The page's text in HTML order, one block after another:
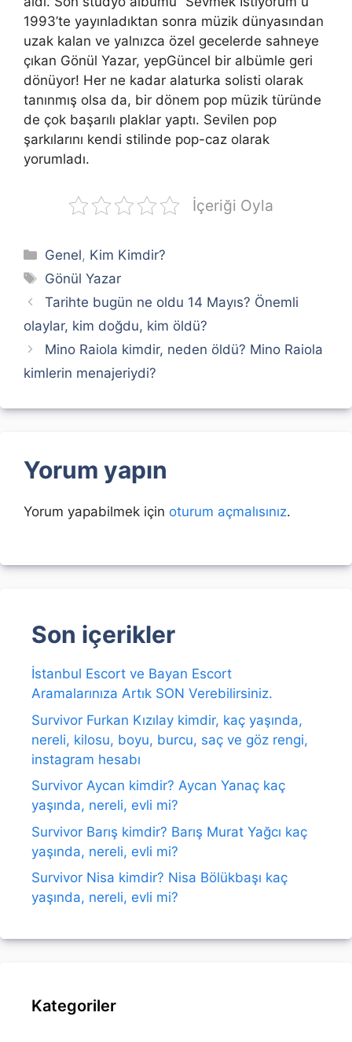
1993’te yayınladıktan sonra müzik dünyasından
uzak kalan ve yalnızca özel gecelerde sahneye
çıkan Gönül Yazar, yepGüncel bir albümle geri
dönüyor! Her ne kadar alaturka solisti olarak
tanınmış olsa da, bir dönem pop müzik türünde
de çok başarılı plaklar yaptı. Sevilen pop
şarkılarını kendi stilinde pop-caz olarak
yorumladı.
İçeriği Oyla
Kategoriler
Genel, Kim Kimdir?
Etiketler
Gönül Yazar
Tarihte bugün ne oldu 14 Mayıs? Önemli
olaylar, kim doğdu, kim öldü?
Mino Raiola kimdir, neden öldü? Mino Raiola
kimlerin menajeriydi?
Yorum yapın
Yorum yapabilmek için oturum açmalısınız.
Son içerikler
İstanbul Escort ve Bayan Escort
Aramalarınıza Artık SON Verebilirsiniz.
Survivor Furkan Kızılay kimdir, kaç yaşında,
nereli, kilosu, boyu, burcu, saç ve göz rengi,
instagram hesabı
Survivor Aycan kimdir? Aycan Yanaç kaç
yaşında, nereli, evli mi?
Survivor Barış kimdir? Barış Murat Yağcı kaç
yaşında, nereli, evli mi?
Survivor Nisa kimdir? Nisa Bölükbaşı kaç
yaşında, nereli, evli mi?
Kategoriler